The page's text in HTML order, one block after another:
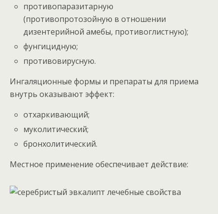
противопаразитарную
(противопротозойную в отношении
дизентерийной амебы, противоглистную);
фунгицидную;
противовирусную.
Ингаляционные формы и препараты для приема
внутрь оказывают эффект:
отхаркивающий;
муколитический;
бронхолитический.
Местное применение обеспечивает действие: